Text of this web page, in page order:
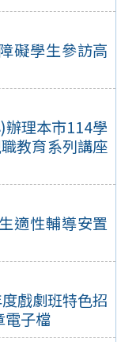
礙學生參訪高
辦理本市114學
教育系列講座
適性輔導安置
戲劇班特色招
電子檔